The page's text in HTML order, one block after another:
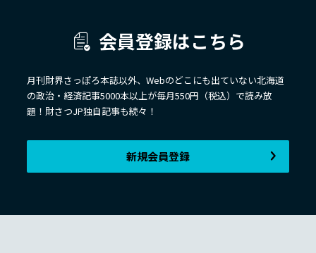
会員登録はこちら
月刊財界さっぽろ本誌以外、Webのどこにも出ていない北海道
の政治・経済記事5000本以上が毎月550円（税込）で読み放
題！財さつJP独自記事も続々！
新規会員登録